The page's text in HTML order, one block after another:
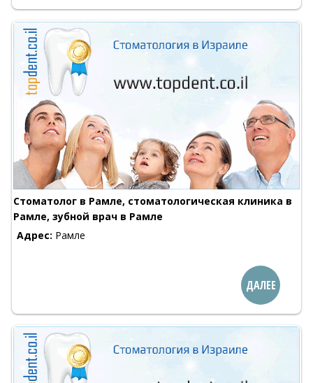
Стоматолог в Рамле, стоматологическая клиника в
Рамле, зубной врач в Рамле
Адрес: Рамле
ДАЛЕЕ